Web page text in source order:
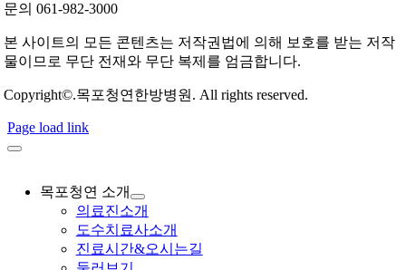
문의 061-982-3000
본 사이트의 모든 콘텐츠는 저작권법에 의해 보호를 받는 저작
물이므로 무단 전재와 무단 복제를 엄금합니다.
Copyright©.목포청연한방병원. All rights reserved.
Page load link
목포청연 소개
의료진소개
도수치료사소개
진료시간&오시는길